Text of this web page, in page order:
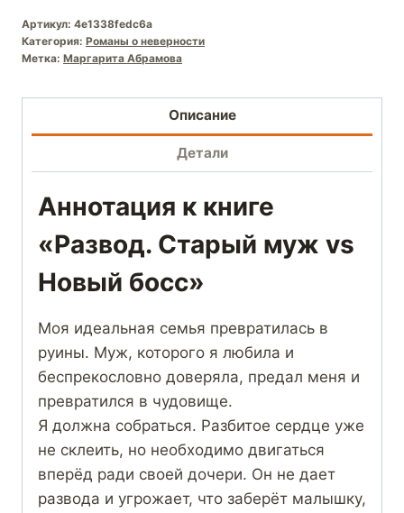
Артикул: 4e1338fedc6a
Категория: Романы о неверности
Метка: Маргарита Абрамова
Описание
Детали
Аннотация к книге
«Развод. Старый муж vs
Новый босс»
Моя идеальная семья превратилась в
руины. Муж, которого я любила и
беспрекословно доверяла, предал меня и
превратился в чудовище.
Я должна собраться. Разбитое сердце уже
не склеить, но необходимо двигаться
вперёд ради своей дочери. Он не дает
развода и угрожает, что заберёт малышку,